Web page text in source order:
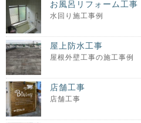
お風呂リフォーム工事
水回り施工事例
屋上防水工事
屋根外壁工事の施工事例
店舗工事
店舗工事